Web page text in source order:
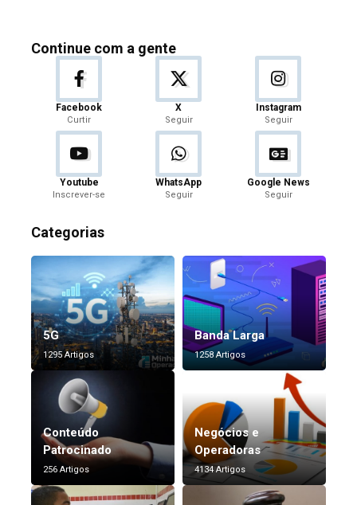
Continue com a gente
Facebook
Curtir
X
Seguir
Instagram
Seguir
Youtube
Inscrever-se
WhatsApp
Seguir
Google News
Seguir
Categorias
5G
1295 Artigos
Banda Larga
1258 Artigos
Conteúdo
Patrocinado
256 Artigos
Negócios e
Operadoras
4134 Artigos